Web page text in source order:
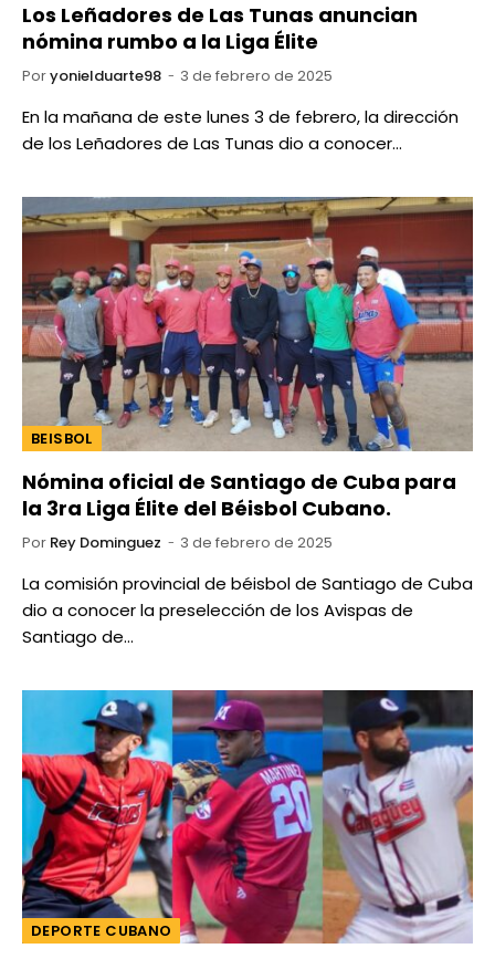
Los Leñadores de Las Tunas anuncian
nómina rumbo a la Liga Élite
Poryonielduarte98 3 de febrero de 2025
En la mañana de este lunes 3 de febrero, la dirección
de los Leñadores de Las Tunas dio a conocer…
BEISBOL
Nómina oficial de Santiago de Cuba para
la 3ra Liga Élite del Béisbol Cubano.
Por Rey Dominguez 3 de febrero de 2025
La comisión provincial de béisbol de Santiago de Cuba
dio a conocer la preselección de los Avispas de
Santiago de…
DEPORTE CUBANO